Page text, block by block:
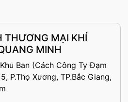
THƯƠNG MẠI KHÍ
MINH
Ban (Cách Công Ty Đạm
P.Thọ Xương, TP.Bắc Giang,